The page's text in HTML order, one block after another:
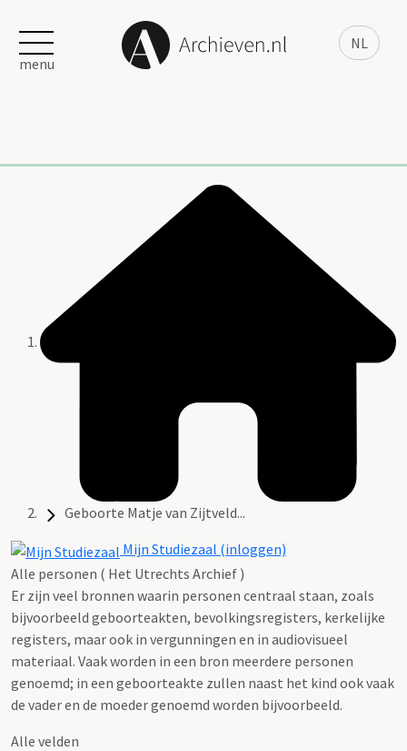
NL
menu
Geboorte Matje van Zijtveld...
Mijn Studiezaal (inloggen)
Alle personen ( Het Utrechts Archief )
Er zijn veel bronnen waarin personen centraal staan, zoals
bijvoorbeeld geboorteakten, bevolkingsregisters, kerkelijke
registers, maar ook in vergunningen en in audiovisueel
materiaal. Vaak worden in een bron meerdere personen
genoemd; in een geboorteakte zullen naast het kind ook vaak
de vader en de moeder genoemd worden bijvoorbeeld.
Alle velden